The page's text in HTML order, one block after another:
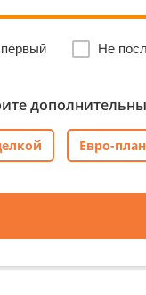
Не
Евро-